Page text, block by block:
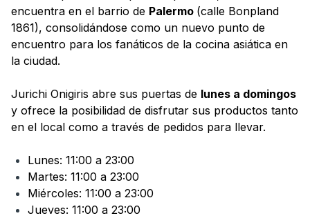
encuentra en el barrio de Palermo (calle Bonpland
1861), consolidándose como un nuevo punto de
encuentro para los fanáticos de la cocina asiática en
la ciudad.
Jurichi Onigiris abre sus puertas de lunes a domingos
y ofrece la posibilidad de disfrutar sus productos tanto
en el local como a través de pedidos para llevar.
Lunes: 11:00 a 23:00
Martes: 11:00 a 23:00
Miércoles: 11:00 a 23:00
Jueves: 11:00 a 23:00